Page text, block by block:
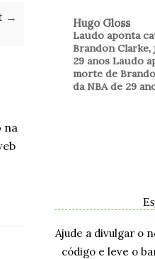
→
na
Hugo Gloss
Laudo aponta
Brandon Clarke,
29 anos Laudo
morte de
da NBA de 29
Ajude a divulgar o
código e leve o